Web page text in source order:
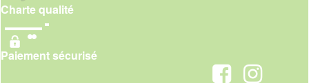
Charte qualité
Paiement sécurisé